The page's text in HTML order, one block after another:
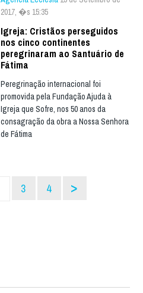
2017, �s 15:35
Igreja: Cristãos perseguidos
nos cinco continentes
peregrinaram ao Santuário de
Fátima
Peregrinação internacional foi
promovida pela Fundação Ajuda à
Igreja que Sofre, nos 50 anos da
consagração da obra a Nossa Senhora
de Fátima
3 4 >